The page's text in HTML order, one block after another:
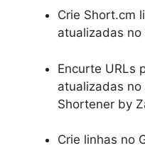
Crie Short.cm
atualizadas no
Encurte URLs
atualizadas no
Shortener by
Crie linhas no